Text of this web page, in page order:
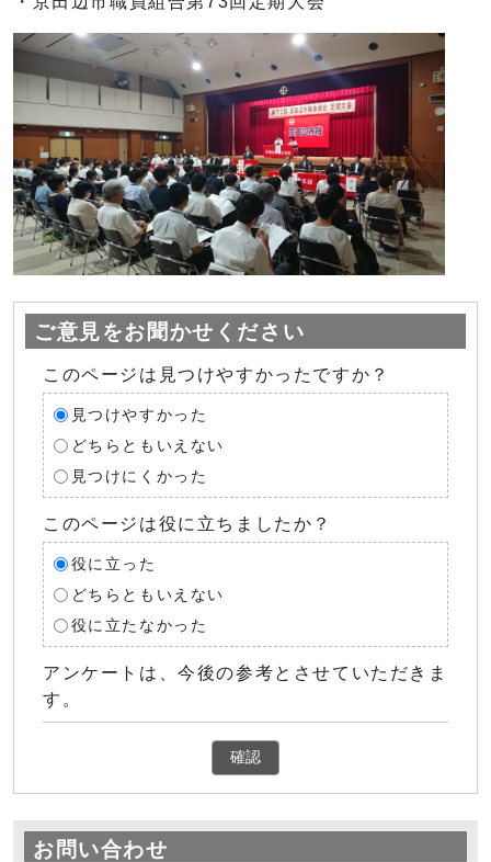
ご意見をお聞かせください
このページは見つけやすかったですか？
見つけやすかった
どちらともいえない
見つけにくかった
このページは役に立ちましたか？
役に立った
どちらともいえない
役に立たなかった
アンケートは、今後の参考とさせていただきま
す。
確認
お問い合わせ